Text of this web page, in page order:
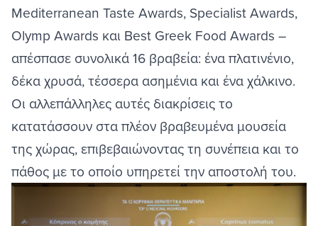
Mediterranean Taste Awards, Specialist Awards,
Olymp Awards και Best Greek Food Awards –
απέσπασε συνολικά 16 βραβεία: ένα πλατινένιο,
δέκα χρυσά, τέσσερα ασημένια και ένα χάλκινο.
Οι αλλεπάλληλες αυτές διακρίσεις το
κατατάσσουν στα πλέον βραβευμένα μουσεία
της χώρας, επιβεβαιώνοντας τη συνέπεια και το
πάθος με το οποίο υπηρετεί την αποστολή του.
Image